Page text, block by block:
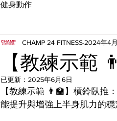
健身動作
【教練示範
CHAMP 24 FITNESS 2024年4
已更新： 2025年6月6日
【教練示範 👨‍🏫】槓鈴臥推
能提升與增強上半身肌力的穩